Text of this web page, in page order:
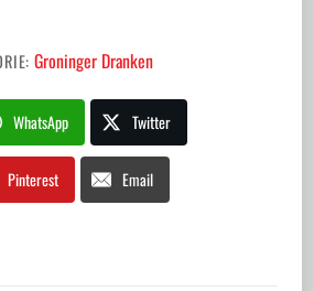
Groninger Dranken
WhatsApp Twitter
Pinterest Email